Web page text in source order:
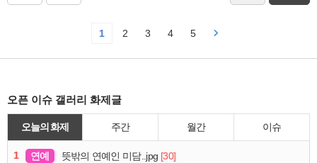
1 2 3 4 5
오픈 이슈 갤러리 화제글
오늘의 화제 주간 월간 이슈
1 연예 뜻밖의 연예인 미담..jpg [30]